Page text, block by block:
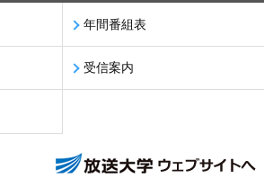
年間番組表
受信案内